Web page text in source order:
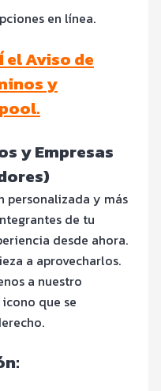
en línea.
el Aviso de
y
y Empresas
personalizada y más
de tu
desde ahora.
a aprovecharlos.
a nuestro
que se